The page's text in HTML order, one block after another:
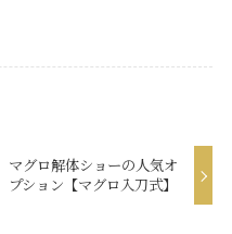
マグロ解体ショーの人気オ
プション【マグロ入刀式】